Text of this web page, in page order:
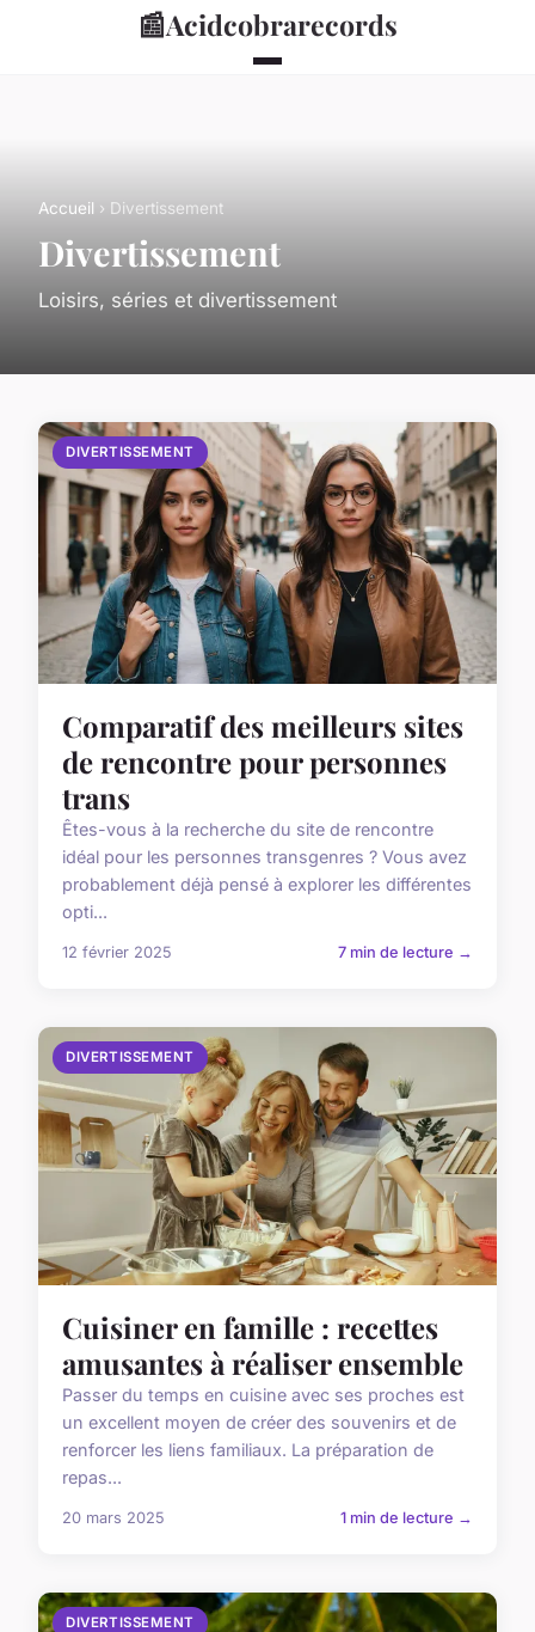
📰Acidcobrarecords
Accueil › Divertissement
Divertissement
Loisirs, séries et divertissement
DIVERTISSEMENT
Comparatif des meilleurs sites
de rencontre pour personnes
trans
Êtes-vous à la recherche du site de rencontre
idéal pour les personnes transgenres ? Vous avez
probablement déjà pensé à explorer les différentes
opti...
12 février 2025 7 min de lecture →
DIVERTISSEMENT
Cuisiner en famille : recettes
amusantes à réaliser ensemble
Passer du temps en cuisine avec ses proches est
un excellent moyen de créer des souvenirs et de
renforcer les liens familiaux. La préparation de
repas...
20 mars 2025 1 min de lecture →
DIVERTISSEMENT